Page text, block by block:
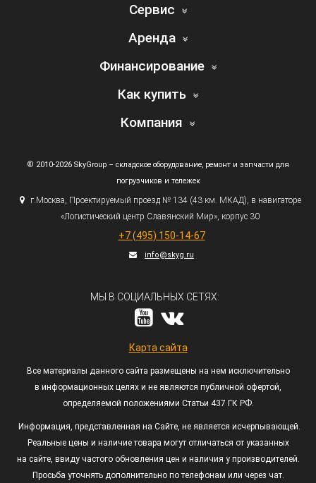
Сервис
Аренда
Финансирование
Как купить
Компания
© 2010-2026 SkyGroup – складское оборудование, ремонт и запчасти для
погрузчиков и тележек
г.Москва, Проектируемый проезд № 134 (43км. МКАД), в навигаторе
«Логистический центр Славянский Мир», корпус 30
+7 (495) 150-14-67
info@skyg.ru
МЫ В СОЦИАЛЬНЫХ СЕТЯХ:
Карта сайта
Все материалы данного сайта размещены на нем исключительно
в информационных целях и не являются публичной офертой,
определяемой положениями Статьи 437 ГК РФ.
Информация, представленная на Сайте, не является исчерпывающей.
Реальные цены и наличие товара могут отличаться от указанных
на сайте, ввиду частого обновления цен и наличия у производителей.
Просьба уточнять дополнительно по телефонам или через чат.